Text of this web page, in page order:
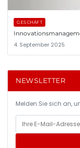
GESCHÄFT
4. September 2025
NEWSLETTER
Melden Sie sich an,